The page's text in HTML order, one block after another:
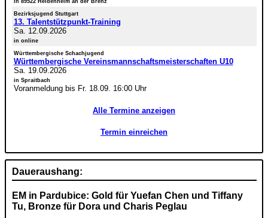
Bezirksjugend Stuttgart
13. Talentstützpunkt-Training
Sa. 12.09.2026
in online
Württembergische Schachjugend
Württembergische Vereinsmannschaftsmeisterschaften U10
Sa. 19.09.2026
in Spraitbach
Voranmeldung bis Fr. 18.09. 16:00 Uhr
Alle Termine anzeigen
Termin einreichen
Daueraushang:
EM in Pardubice: Gold für Yuefan Chen und Tiffany
Tu, Bronze für Dora und Charis Peglau